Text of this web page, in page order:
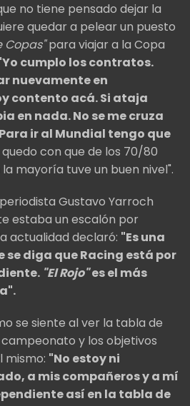
no tiene pensado dejar la
quedar a pelear un puesto
Copas"para viajar a la Copa
cumplo los contratos.
nuevamente en
contento acá. Si ataja
en nada. No se me cruza
ir al Mundial tengo que
quedo con que de los 70/80
mayoría tuve un buen nivel".
Gustavo Yarroch
estaba un escalón por
actualidad declaró: "Es una
se diga que Racing está por
"El Rojo"es el más
se siente al ver la tabla de
y los objetivos
mismo: "No estoy ni
a mis compañeros y a mí
así en la tabla de